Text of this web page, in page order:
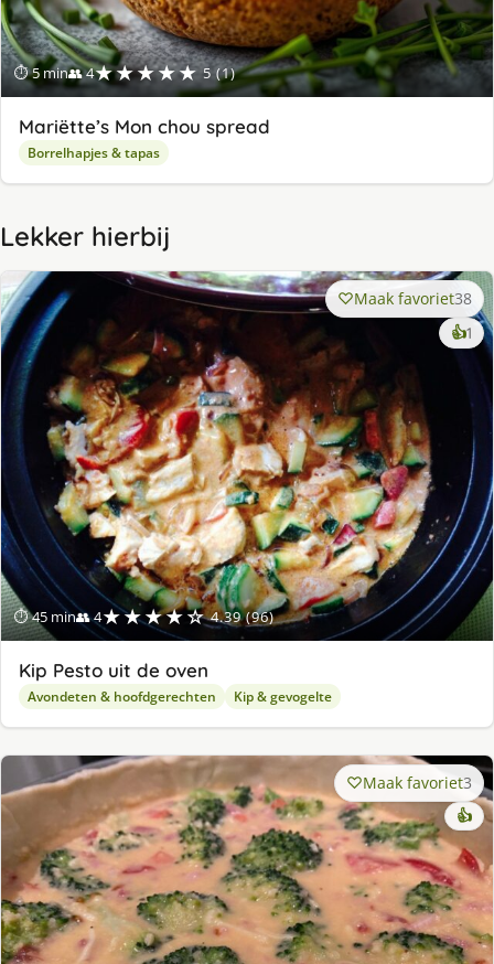
⏱ 5 min👥 4★★★★★ 5 (1)
Mariëtte’s Mon chou spread
Borrelhapjes & tapas
Lekker hierbij
⏱ 45 min👥 4★★★★☆ 4.39 (96)
Maak favoriet38
👍1
Kip Pesto uit de oven
Avondeten & hoofdgerechten Kip & gevogelte
Maak favoriet3
👍